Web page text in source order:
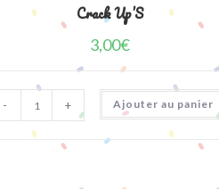
Crack Up’S
3,00€
quantité
de
Crack
- + Ajouter au panier